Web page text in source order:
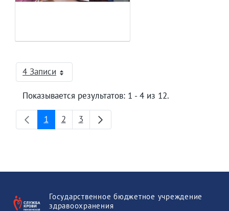
4 ЗаписиНа страницу
Показывается результатов: 1 - 4 из 12.
Страница
1 Страница
2 Страница
3
Государственное бюджетное учреждение
здравоохранения